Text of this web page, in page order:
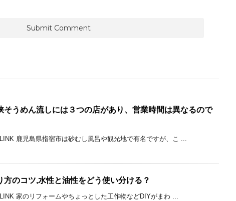
そうめん流しには３つの店があり、営業時間は異なるので
鹿児島県指宿市は砂むし風呂や観光地で有名ですが、こ ...
方のコツ,水性と油性をどう使い分ける？
家のリフォームやちょっとした工作物などDIYがまわ ...